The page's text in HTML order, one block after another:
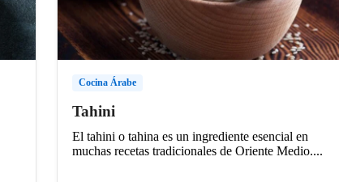
Cocina Árabe
Tahini
El tahini o tahina es un ingrediente esencial en
muchas recetas tradicionales de Oriente Medio....